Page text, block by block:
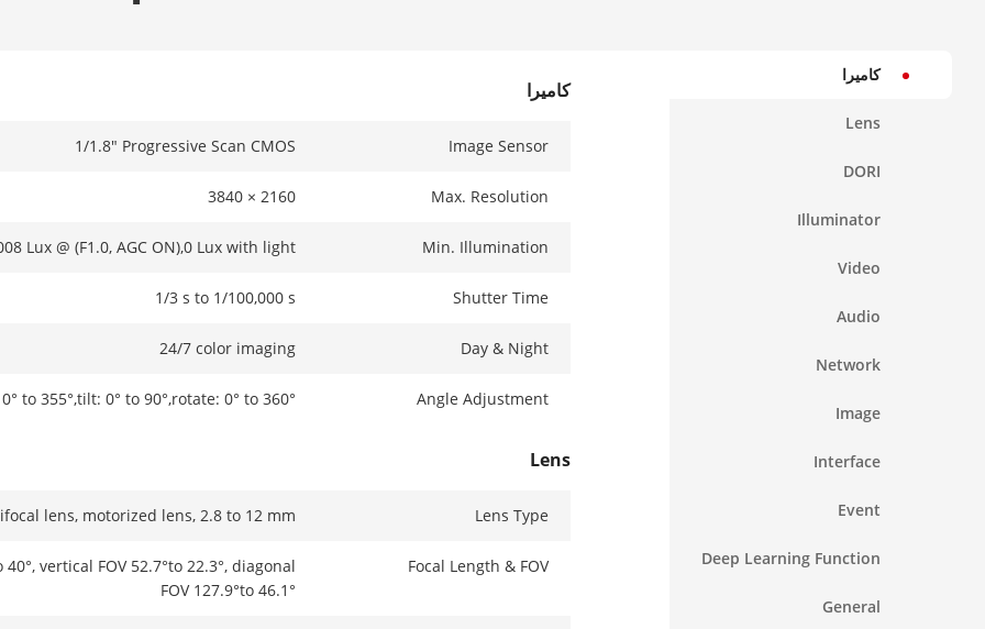
كاميرا
Lens
DORI
Illuminator
Video
Audio
Network
Image
Interface
Event
Deep Learning Function
General
كاميرا
Image Sensor
1/1.8" Progressive Scan CMOS
Max. Resolution
3840 × 2160
Min. Illumination
Lux @ (F1.0, AGC ON),0 Lux with light
Shutter Time
1/3 s to 1/100,000 s
Day & Night
24/7 color imaging
Angle Adjustment
to 355°,tilt: 0° to 90°,rotate: 0° to 360°
Lens
Lens Type
lens, motorized lens, 2.8 to 12 mm
Focal Length & FOV
vertical FOV 52.7°to 22.3°, diagonal
FOV 127.9°to 46.1°